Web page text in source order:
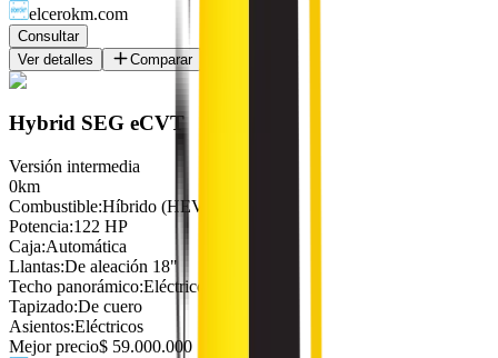
elcerokm.com
Consultar
Ver detalles
Comparar
Hybrid SEG eCVT
Versión intermedia
0km
Combustible:Híbrido (HEV)
Potencia:122 HP
Caja:Automática
Llantas:De aleación 18"
Techo panorámico:Eléctrico
Tapizado:De cuero
Asientos:Eléctricos
Mejor precio$ 59.000.000